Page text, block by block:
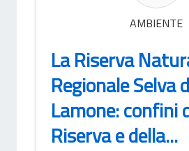
AMBIENTE
La Riserva
Regionale Selva
Lamone: confini
Riserva e della...